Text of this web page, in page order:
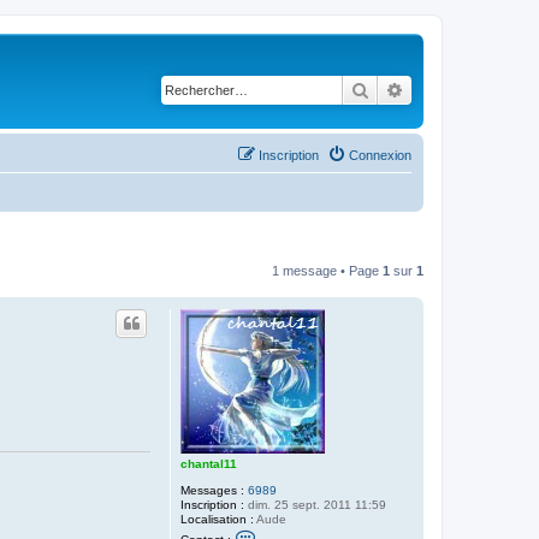
Rechercher
Connexion
Inscription
1 message • Page 1 sur 1
chantal11
Messages : 6989
Inscription : dim. 25 sept. 2011 11:59
Localisation : Aude